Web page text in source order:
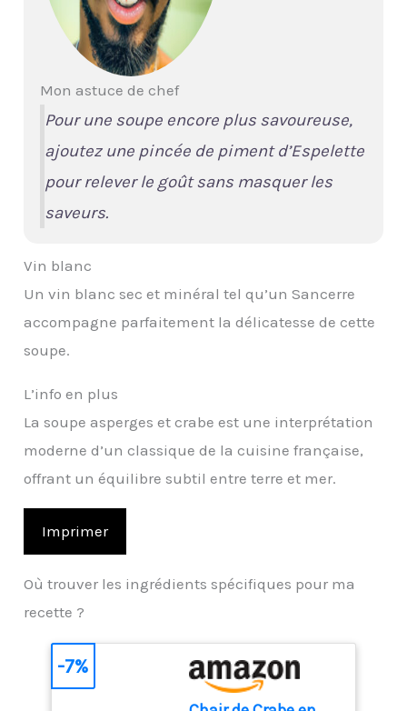
Mon astuce de chef
Pour une soupe encore plus savoureuse,
ajoutez une pincée de piment d’Espelette
pour relever le goût sans masquer les
saveurs.
Vin blanc
Un vin blanc sec et minéral tel qu’un Sancerre
accompagne parfaitement la délicatesse de cette
soupe.
L’info en plus
La soupe asperges et crabe est une interprétation
moderne d’un classique de la cuisine française,
offrant un équilibre subtil entre terre et mer.
Imprimer
Où trouver les ingrédients spécifiques pour ma
recette ?
-7%